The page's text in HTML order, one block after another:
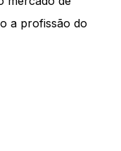
a profissão do